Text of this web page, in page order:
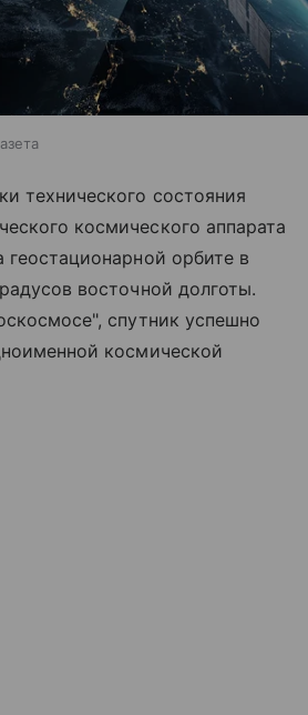
технического состояния
космического аппарата
орбите в
восточной долготы.
спутник успешно
космической